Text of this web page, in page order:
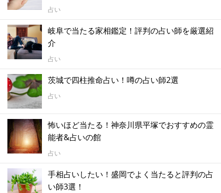
占い
岐阜で当たる家相鑑定！評判の占い師を厳選紹
介
占い
茨城で四柱推命占い！噂の占い師2選
占い
怖いほど当たる！神奈川県平塚でおすすめの霊
能者&占いの館
占い
手相占いしたい！盛岡でよく当たると評判の占
い師3選！